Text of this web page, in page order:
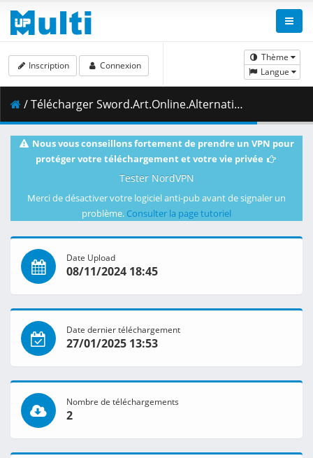
Thème
Langue
Inscription Connexion
/ Télécharger Sword.Art.Online.Alternative.Gun.Gale.Online.S02E06.The.Offensive.and.Defensive.Battle.That.Still.Has.Time.1080p.CR.WEB-DL.AAC2.0.H.264-VARYG.mkv.001 ( 458.60 MB )
Nous vous conseillons fortement de prendre un VPN pour
protéger votre téléchargement et votre vie privée
Tester NordVPN
Merci de désactiver votre logiciel anti-pub avant de signaler un
problème. Consulter la page tutoriel
Date Upload
08/11/2024 18:45
Date dernier téléchargement
27/01/2025 13:53
Nombre de téléchargements
2